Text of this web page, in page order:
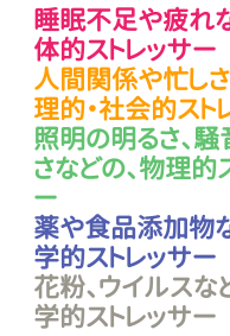
睡眠不足や疲れ
体的ストレッサー
人間関係や忙し
理的・社会的スト
照明の明るさ、騒
さなどの、物理的
ー
薬や食品添加物
学的ストレッサー
花粉、ウイルスな
学的ストレッサー